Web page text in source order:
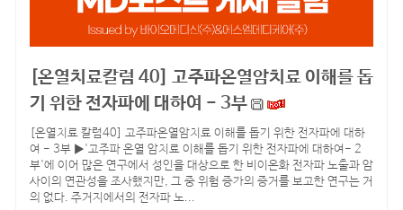
[온열치료칼럼 40] 고주파온열암치료 이해를 돕
기 위한 전자파에 대하여 - 3부
[온열치료 칼럼40] 고주파온열암치료 이해를 돕기 위한 전자파에 대하
여 - 3부 ▶'고주파 온열 암치료 이해를 돕기 위한 전자파에 대하여- 2
부'에 이어 많은 연구에서 성인을 대상으로 한 비이온화 전자파 노출과 암
사이의 연관성을 조사했지만, 그 중 위험 증가의 증거를 보고한 연구는 거
의 없다. 주거지에서의 전자파 노...